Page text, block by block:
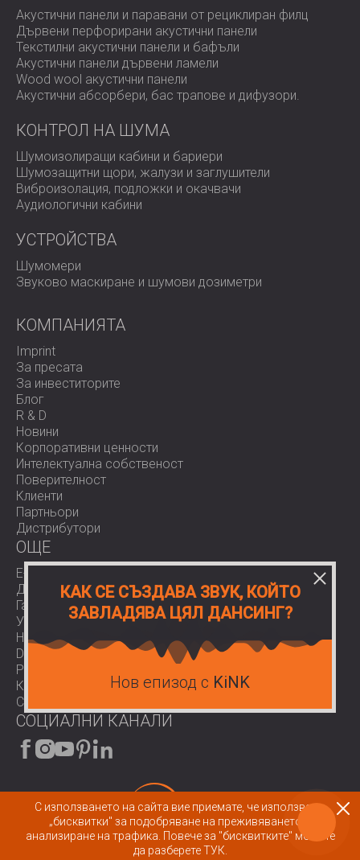
Акустични панели и паравани от рециклиран филц
Дървени перфорирани акустични панели
Текстилни акустични панели и бафъли
Акустични панели дървени ламели
Wood wool акустични панели
Акустични абсорбери, бас трапове и дифузoри.
КОНТРОЛ НА ШУМА
Шумоизолиращи кабини и бариери
Шумозащитни щори, жалузи и заглушители
Виброизолация, подложки и окачвачи
Аудиологични кабини
УСТРОЙСТВА
Шумомери
Звуково маскиране и шумови дозиметри
КОМПАНИЯТА
Imprint
За пресата
За инвеститорите
Блог
R & D
Новини
Корпоративни ценности
Интелектуална собственост
Поверителност
Клиенти
Партньори
Дистрибутори
OЩЕ
E-Shop
Доставки
Гаранции
Условия за ползване
Нормативи
Download area
Работа при нас
Контакти
COVID-19
СОЦИАЛНИ КАНАЛИ
© 2026 All rights reserved.
С използването на сайта вие приемате, че използваме
„бисквитки" за подобряване на преживяването и
анализиране на трафика. Повече за "бисквитките" можете
да разберете ТУК.
КАК СЕ СЪЗДАВА ЗВУК, КОЙТО
ЗАВЛАДЯВА ЦЯЛ ДАНСИНГ?
Нов епизод с KiNK